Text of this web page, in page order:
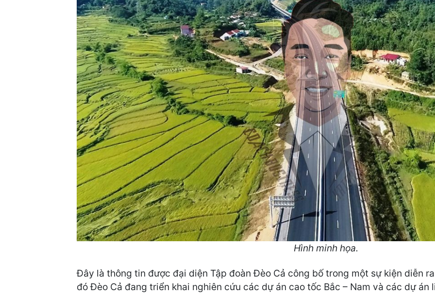
Hình minh họa.
Đây là thông tin được đại diện Tập đoàn Đèo Cả công bố trong một sự kiện diễn
đó Đèo Cả đang triển khai nghiên cứu các dự án cao tốc Bắc – Nam và các dự án